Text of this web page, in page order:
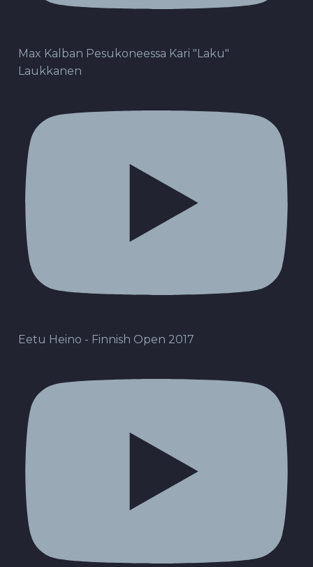
Max Kalban Pesukoneessa Kari "Laku"
Laukkanen
Eetu Heino - Finnish Open 2017